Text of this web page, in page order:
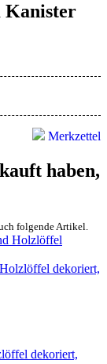
Kanister
Merkzettel
haben,
folgende Artikel.
dekoriert,